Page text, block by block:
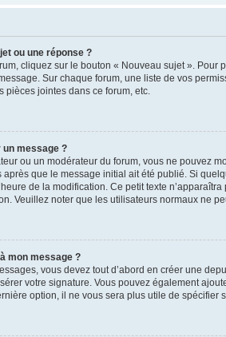
ou une réponse ?
cliquez sur le bouton « Nouveau sujet ».
Sur chaque forum, une liste de vos
pièces jointes dans ce forum, etc.
message ?
ou un modérateur du forum, vous ne pouvez
que le message initial ait été publié. Si
de la modification. Ce petit texte
Veuillez noter que les utilisateurs normaux ne
mon message ?
vous devez tout d’abord en créer une
votre signature. Vous pouvez également
option, il ne vous sera plus utile de spécifier